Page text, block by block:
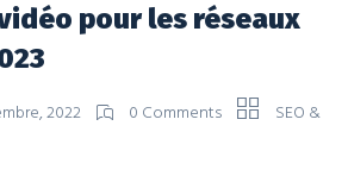
pour les réseaux
2022 0 Comments
SEO &